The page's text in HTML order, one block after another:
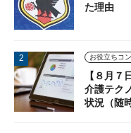
た理由
【８月
介護テク
状況（随